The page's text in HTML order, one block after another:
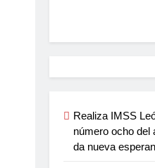
Realiza IMSS
número ocho del
da nueva